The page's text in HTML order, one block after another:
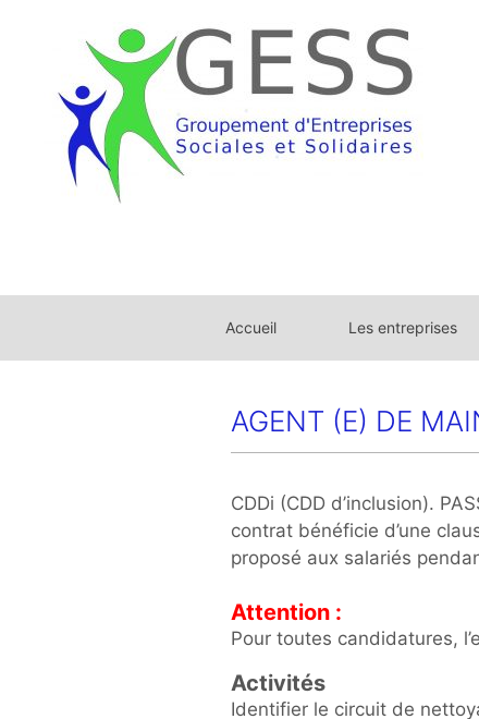
Accueil Les entreprises
AGENT (E) DE
CDDi (CDD d’inclusion).
contrat bénéficie d’une
proposé aux salariés
Attention :
Pour toutes candidatures,
Activités
Identifier le circuit de